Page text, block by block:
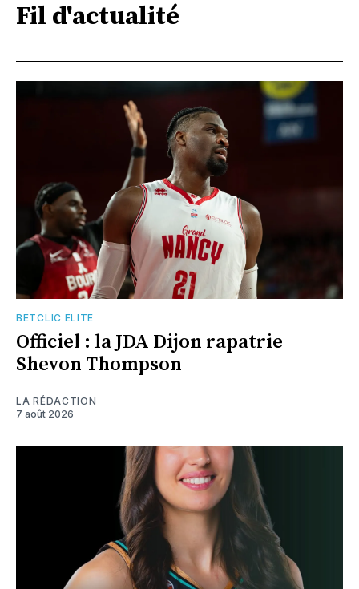
Fil d'actualité
BETCLIC ELITE
Officiel : la JDA Dijon rapatrie
Shevon Thompson
LA RÉDACTION
7 août 2026